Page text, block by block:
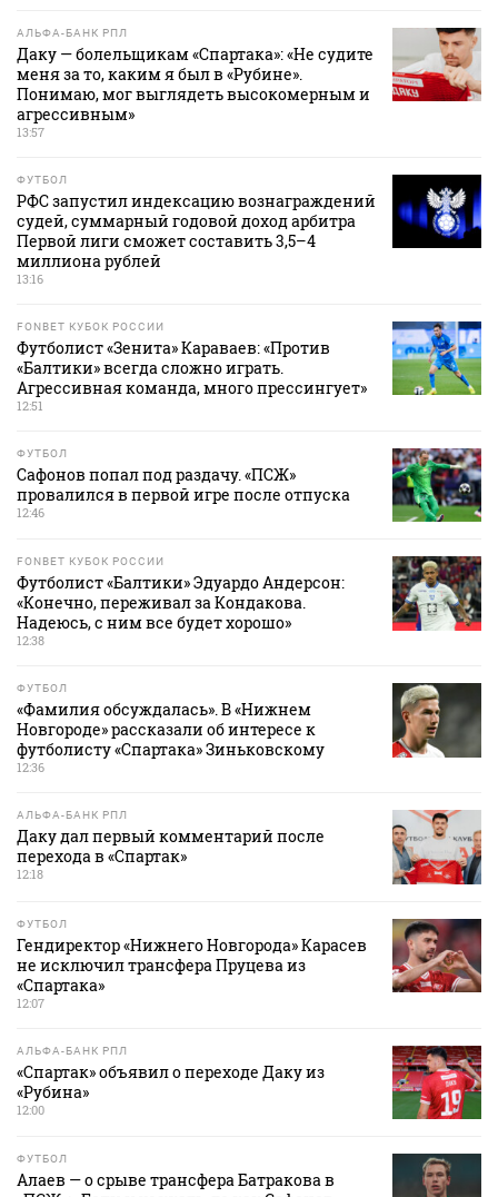
АЛЬФА-БАНК РПЛ
Даку — болельщикам «Спартака»: «Не судите
меня за то, каким я был в «Рубине».
Понимаю, мог выглядеть высокомерным и
агрессивным»
13:57
ФУТБОЛ
РФС запустил индексацию вознаграждений
судей, суммарный годовой доход арбитра
Первой лиги сможет составить 3,5–4
миллиона рублей
13:16
FONBET КУБОК РОССИИ
Футболист «Зенита» Караваев: «Против
«Балтики» всегда сложно играть.
Агрессивная команда, много прессингует»
12:51
ФУТБОЛ
Сафонов попал под раздачу. «ПСЖ»
провалился в первой игре после отпуска
12:46
FONBET КУБОК РОССИИ
Футболист «Балтики» Эдуардо Андерсон:
«Конечно, переживал за Кондакова.
Надеюсь, с ним все будет хорошо»
12:38
ФУТБОЛ
«Фамилия обсуждалась». В «Нижнем
Новгороде» рассказали об интересе к
футболисту «Спартака» Зиньковскому
12:36
АЛЬФА-БАНК РПЛ
Даку дал первый комментарий после
перехода в «Спартак»
12:18
ФУТБОЛ
Гендиректор «Нижнего Новгорода» Карасев
не исключил трансфера Пруцева из
«Спартака»
12:07
АЛЬФА-БАНК РПЛ
«Спартак» объявил о переходе Даку из
«Рубина»
12:00
ФУТБОЛ
Алаев — о срыве трансфера Батракова в